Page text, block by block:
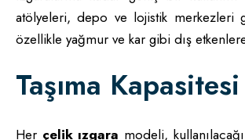
atölyeleri, depo ve lojistik merkezleri
özellikle yağmur ve kar gibi dış
Taşıma
Her çelik ızgara modeli,